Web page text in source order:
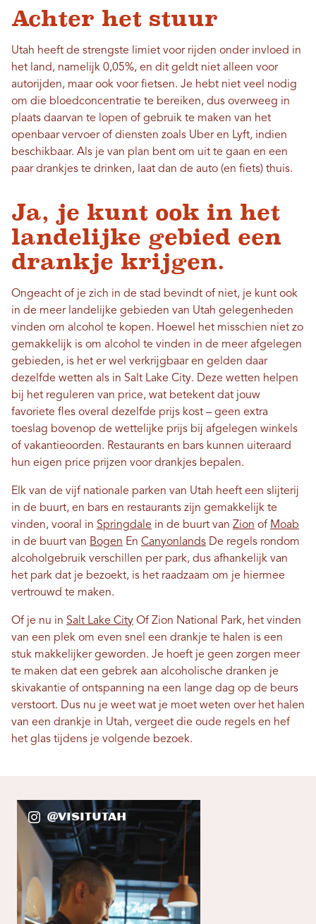
Achter het stuur
Utah heeft de strengste limiet voor rijden onder invloed in
het land, namelijk 0,05%, en dit geldt niet alleen voor
autorijden, maar ook voor fietsen. Je hebt niet veel nodig
om die bloedconcentratie te bereiken, dus overweeg in
plaats daarvan te lopen of gebruik te maken van het
openbaar vervoer of diensten zoals Uber en Lyft, indien
beschikbaar. Als je van plan bent om uit te gaan en een
paar drankjes te drinken, laat dan de auto (en fiets) thuis.
Ja, je kunt ook in het
landelijke gebied een
drankje krijgen.
Ongeacht of je zich in de stad bevindt of niet, je kunt ook
in de meer landelijke gebieden van Utah gelegenheden
vinden om alcohol te kopen. Hoewel het misschien niet zo
gemakkelijk is om alcohol te vinden in de meer afgelegen
gebieden, is het er wel verkrijgbaar en gelden daar
dezelfde wetten als in Salt Lake City. Deze wetten helpen
bij het reguleren van price, wat betekent dat jouw
favoriete fles overal dezelfde prijs kost – geen extra
toeslag bovenop de wettelijke prijs bij afgelegen winkels
of vakantieoorden. Restaurants en bars kunnen uiteraard
hun eigen price prijzen voor drankjes bepalen.
Elk van de vijf nationale parken van Utah heeft een slijterij
in de buurt, en bars en restaurants zijn gemakkelijk te
vinden, vooral in Springdale in de buurt van Zion of Moab
in de buurt van Bogen En Canyonlands De regels rondom
alcoholgebruik verschillen per park, dus afhankelijk van
het park dat je bezoekt, is het raadzaam om je hiermee
vertrouwd te maken.
Of je nu in Salt Lake City Of Zion National Park, het vinden
van een plek om even snel een drankje te halen is een
stuk makkelijker geworden. Je hoeft je geen zorgen meer
te maken dat een gebrek aan alcoholische dranken je
skivakantie of ontspanning na een lange dag op de beurs
verstoort. Dus nu je weet wat je moet weten over het halen
van een drankje in Utah, vergeet die oude regels en hef
het glas tijdens je volgende bezoek.
@VisitUtah